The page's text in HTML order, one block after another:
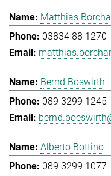
Matthias
03834 88 1270
Bernd Böswirth
089 3299 1245
Alberto Bottino
089 3299 1077